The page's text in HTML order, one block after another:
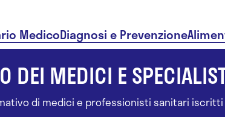
MedicoDiagnosi e Prevenzione
DEI MEDICI E
di medici e professionisti sanitari iscritti